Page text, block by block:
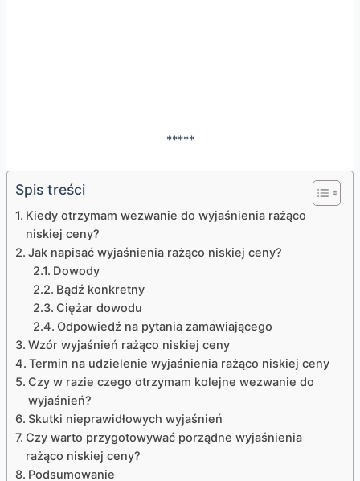
*****
Spis treści
Kiedy otrzymam wezwanie do wyjaśnienia rażąco
niskiej ceny?
Jak napisać wyjaśnienia rażąco niskiej ceny?
Dowody
Bądź konkretny
Ciężar dowodu
Odpowiedź na pytania zamawiającego
Wzór wyjaśnień rażąco niskiej ceny
Termin na udzielenie wyjaśnienia rażąco niskiej ceny
Czy w razie czego otrzymam kolejne wezwanie do
wyjaśnień?
Skutki nieprawidłowych wyjaśnień
Czy warto przygotowywać porządne wyjaśnienia
rażąco niskiej ceny?
Podsumowanie